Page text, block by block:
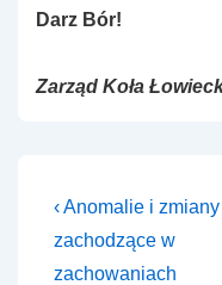
Darz Bór!
Zarząd Koła
Nawigacja
wpisu
Previous
Post
is
‹ Anomalie i zmiany
zachodzące w
zachowaniach